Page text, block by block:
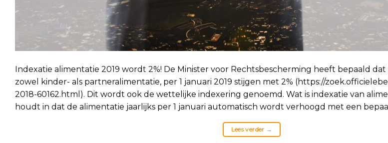
Indexatie alimentatie 2019 wordt 2%! De Minister voor Rechtsbescherming heeft bepaald
zowel kinder- als partneralimentatie, per 1 januari 2019 stijgen met 2% (https://
2018-60162.html). Dit wordt ook de wettelijke indexering genoemd. Wat is indexatie van
houdt in dat de alimentatie jaarlijks per 1 januari automatisch wordt verhoogd met een
Lees verder →